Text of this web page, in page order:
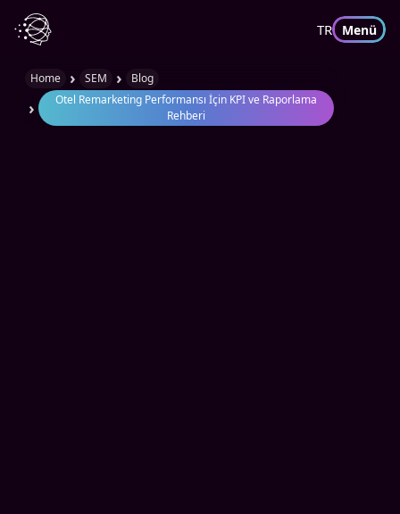
TR Menü
Home › SEM › Blog
›
Otel Remarketing Performansı İçin KPI ve Raporlama
Rehberi